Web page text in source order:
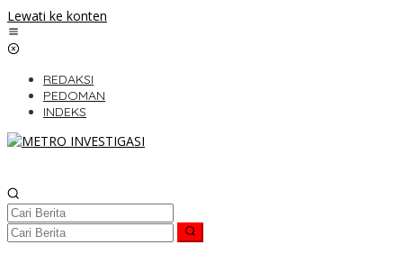
Lewati ke konten
REDAKSI
PEDOMAN
INDEKS